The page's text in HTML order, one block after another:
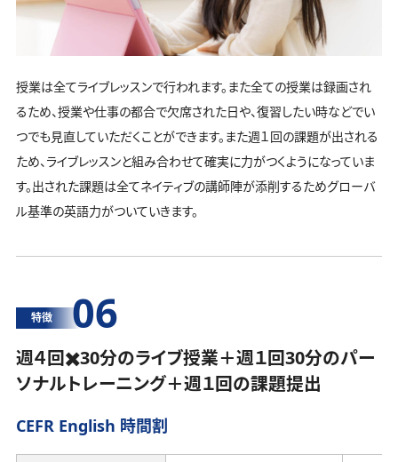
授業は全てライブレッスンで行われます。また全ての授業は録画され
るため、授業や仕事の都合で欠席された日や、復習したい時などでい
つでも見直していただくことができます。また週１回の課題が出される
ため、ライブレッスンと組み合わせて確実に力がつくようになっていま
す。出された課題は全てネイティブの講師陣が添削するためグローバ
ル基準の英語力がついていきます。
特徴 06
週４回✖️30分のライブ授業＋週１回30分のパー
ソナルトレーニング＋週１回の課題提出
CEFR English 時間割